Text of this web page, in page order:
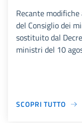
Recante
del Consiglio dei
sostituito dal
ministri del 10
SCOPRI TUTTO